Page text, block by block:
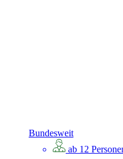
Bundesweit
ab 12